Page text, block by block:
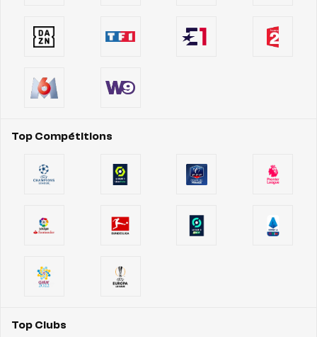
Top Compétitions
Top Clubs